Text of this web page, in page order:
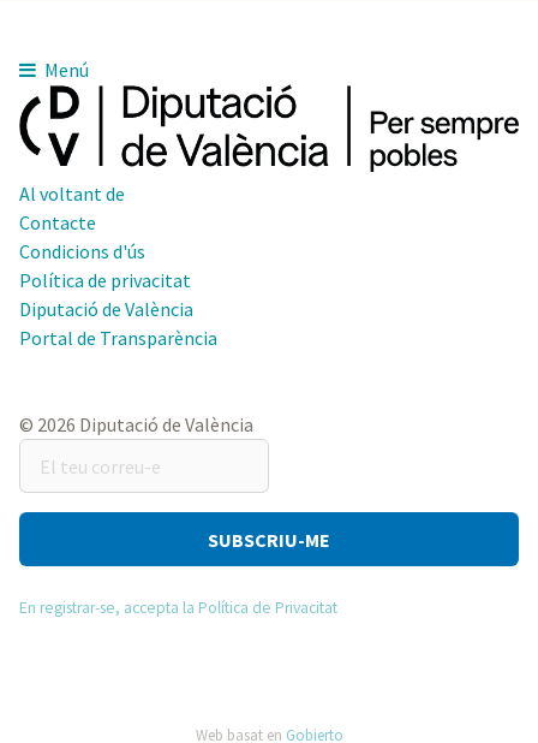
Menú
Al voltant de
Contacte
Condicions d'ús
Política de privacitat
Diputació de València
Portal de Transparència
© 2026 Diputació de València
teu
correu-
En registrar-se, accepta la Política de Privacitat
Web basat en Gobierto